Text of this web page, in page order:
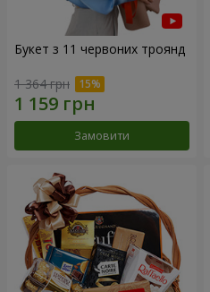
Букет з 11 червоних троянд
1 364 грн
Замовити